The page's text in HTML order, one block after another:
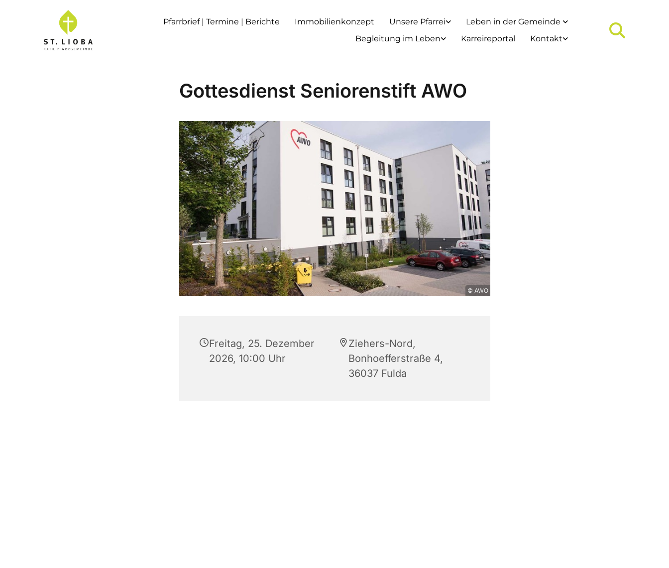
Pfarrbrief | Termine | Berichte Immobilienkonzept Unsere Pfarrei
Leben in der Gemeinde
Begleitung im Leben
Karreireportal Kontakt
Gottesdienst Seniorenstift AWO
© AWO
Freitag, 25. Dezember
2026, 10:00 Uhr
Ziehers-Nord,
Bonhoefferstraße 4,
36037 Fulda